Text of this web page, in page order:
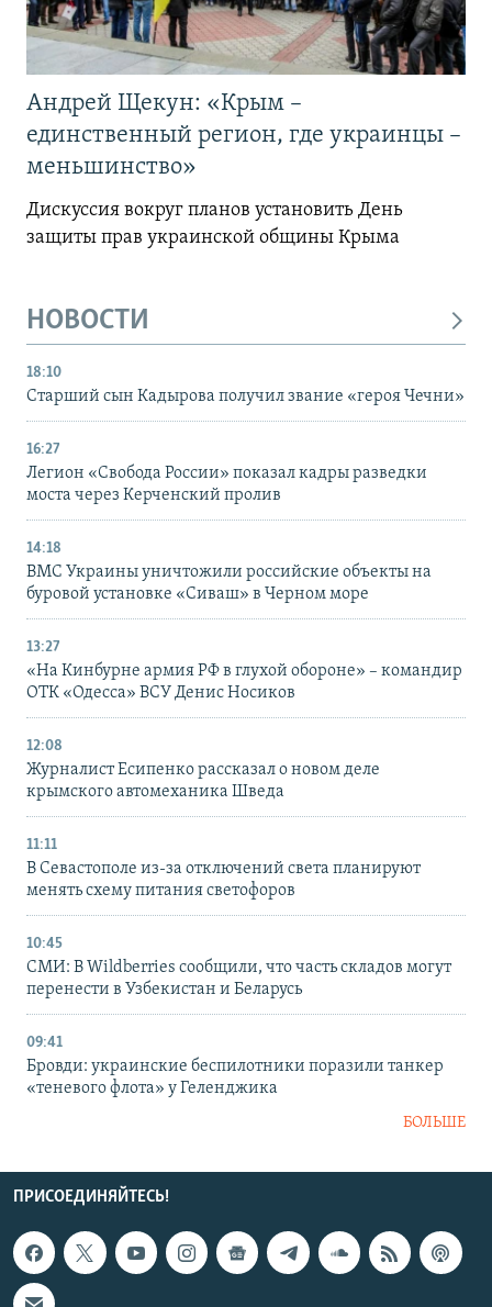
Андрей Щекун: «Крым –
единственный регион, где украинцы –
меньшинство»
Дискуссия вокруг планов установить День
защиты прав украинской общины Крыма
НОВОСТИ
18:10
Старший сын Кадырова получил звание «героя Чечни»
16:27
Легион «Свобода России» показал кадры разведки
моста через Керченский пролив
14:18
ВМС Украины уничтожили российские объекты на
буровой установке «Сиваш» в Черном море
13:27
«На Кинбурне армия РФ в глухой обороне» – командир
ОТК «Одесса» ВСУ Денис Носиков
12:08
Журналист Есипенко рассказал о новом деле
крымского автомеханика Шведа
11:11
В Севастополе из-за отключений света планируют
менять схему питания светофоров
10:45
СМИ: В Wildberries сообщили, что часть складов могут
перенести в Узбекистан и Беларусь
09:41
Бровди: украинские беспилотники поразили танкер
«теневого флота» у Геленджика
БОЛЬШЕ
ПРИСОЕДИНЯЙТЕСЬ!